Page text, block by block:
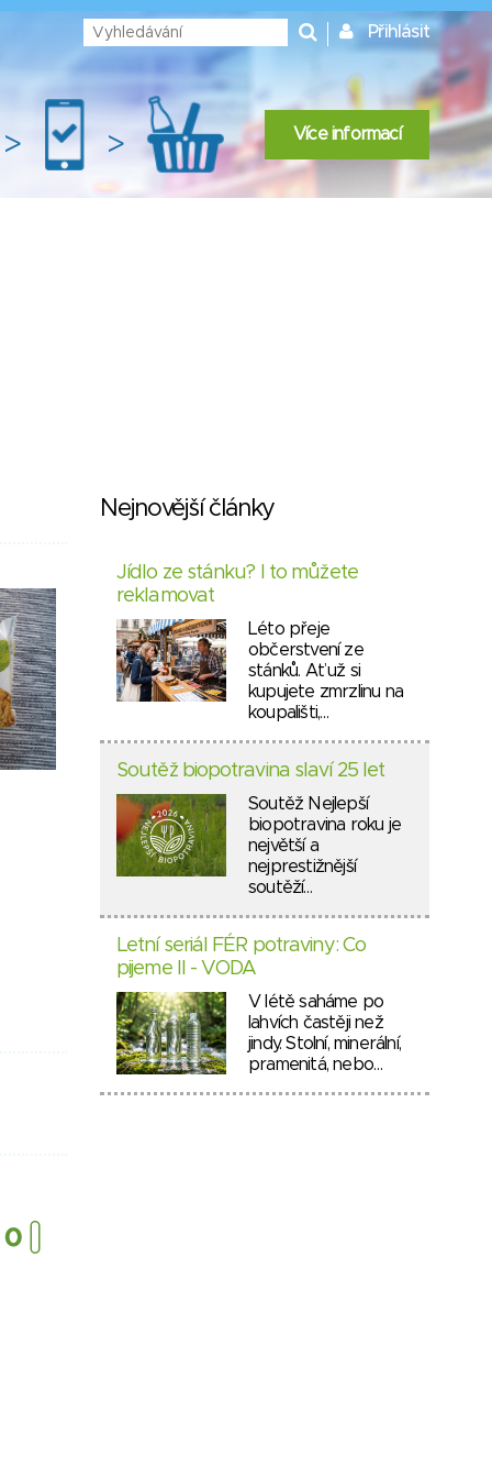
Přihlásit
> > Více informací
Nejnovější články
Jídlo ze stánku? I to můžete
reklamovat
Léto přeje
občerstvení ze
stánků. Ať už si
kupujete zmrzlinu na
koupališti,…
Soutěž biopotravina slaví 25 let
Soutěž Nejlepší
biopotravina roku je
největší a
nejprestižnější
soutěží…
Letní seriál FÉR potraviny: Co
pijeme II - VODA
V létě saháme po
lahvích častěji než
jindy. Stolní, minerální,
pramenitá, nebo…